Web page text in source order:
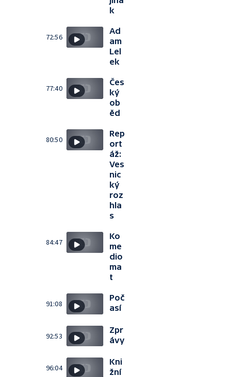
k
72:56
Ad
am
Lel
ek
77:40
Čes
ký
ob
ěd
80:50
Rep
ort
áž:
Ves
nic
ký
roz
hla
s
84:47
Ko
me
dio
ma
t
91:08
Poč
así
92:53
Zpr
ávy
96:04
Kni
žní